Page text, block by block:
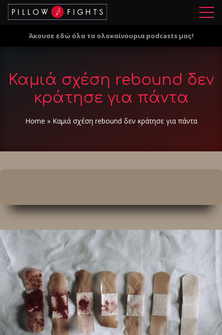
Μ
ο
Άκουσε εδώ όλα τα ολοκαίνουρια podcasts μας!
Καμιά σχέση rebound δεν
κράτησε για πάντα
Home » Καμιά σχέση rebound δεν κράτησε για πάντα